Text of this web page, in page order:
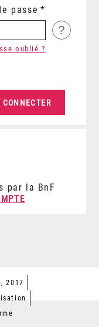
passe
?
oublié ?
par la BnF
2017